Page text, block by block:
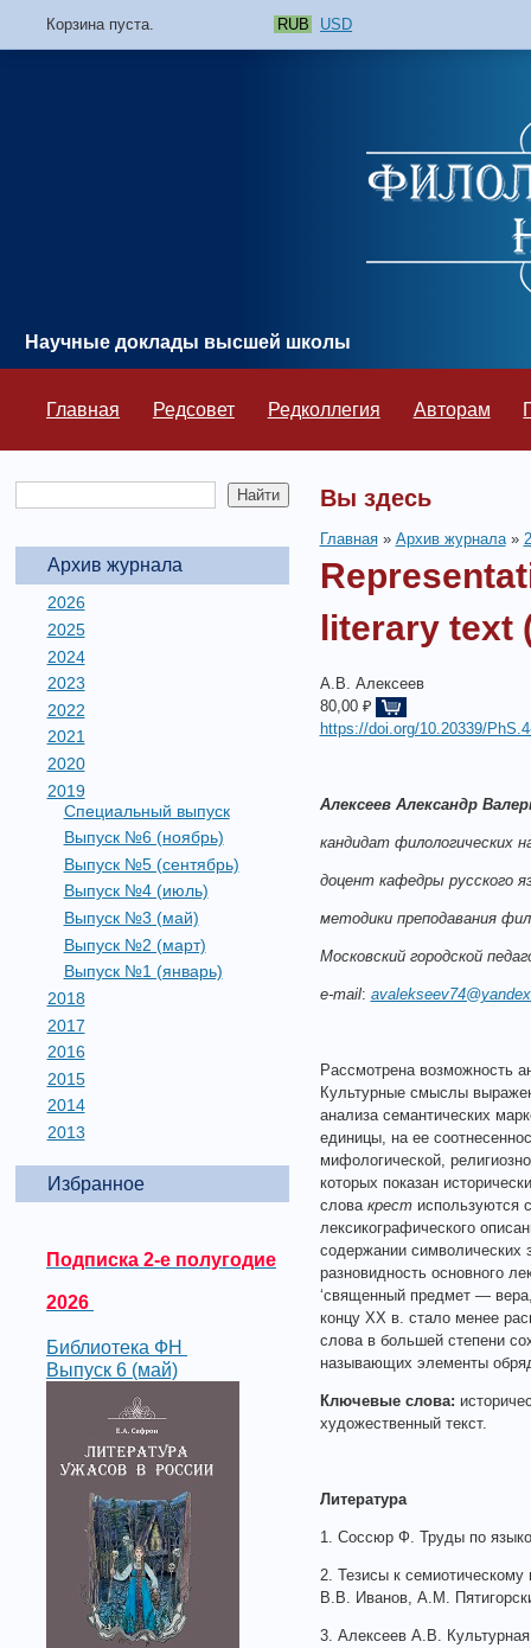
Корзина пуста. RUB USD
Научные доклады высшей школы
Главная Редсовет Редколлегия Авторам
Архив журнала
2026
2025
2024
2023
2022
2021
2020
2019
Специальный выпуск
Выпуск №6 (ноябрь)
Выпуск №5 (сентябрь)
Выпуск №4 (июль)
Выпуск №3 (май)
Выпуск №2 (март)
Выпуск №1 (январь)
2018
2017
2016
2015
2014
2013
Избранное
Подписка 2-е полугодие
2026
Библиотека ФН
Выпуск 6 (май)
Вы здесь
Главная» Архив журнала»
literary text
А.В. Алексеев
80,00 ₽
https://doi.org/10.20339/
Алексеев Александр
кандидат филологических
доцент кафедры русского
методики преподавания
Московский городской
e-mail:
Рассмотрена возможность
Культурные смыслы
анализа семантических
единицы, на ее
мифологической,
которых показан
слова крест используются
лексикографического
содержании символических
разновидность основного
‘священный предмет —
концу XX в. стало менее
слова в большей степени
называющих элементы
Ключевые слова:
художественный текст.
Литература
1. Соссюр Ф. Труды по
2. Тезисы к
В.В. Иванов, А.М.
3. Алексеев А.В. Культурная